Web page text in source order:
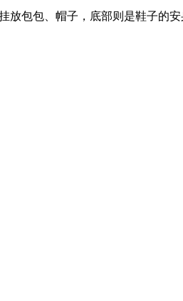
放包包、帽子，底部则是鞋子的安